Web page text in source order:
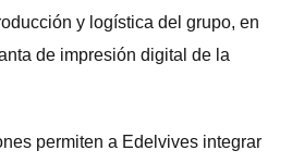
y logística del grupo, en
de impresión digital de la
permiten a Edelvives integrar